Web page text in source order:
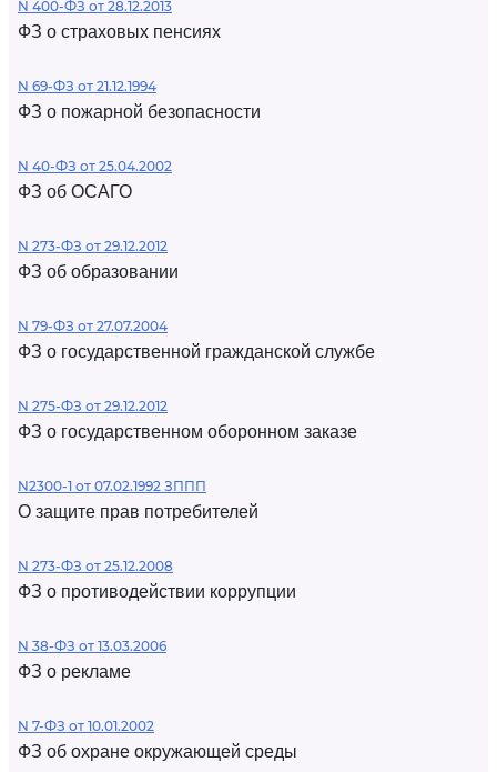
N 400-ФЗ от 28.12.2013
ФЗ о страховых пенсиях
N 69-ФЗ от 21.12.1994
ФЗ о пожарной безопасности
N 40-ФЗ от 25.04.2002
ФЗ об ОСАГО
N 273-ФЗ от 29.12.2012
ФЗ об образовании
N 79-ФЗ от 27.07.2004
ФЗ о государственной гражданской службе
N 275-ФЗ от 29.12.2012
ФЗ о государственном оборонном заказе
N2300-1 от 07.02.1992 ЗППП
О защите прав потребителей
N 273-ФЗ от 25.12.2008
ФЗ о противодействии коррупции
N 38-ФЗ от 13.03.2006
ФЗ о рекламе
N 7-ФЗ от 10.01.2002
ФЗ об охране окружающей среды